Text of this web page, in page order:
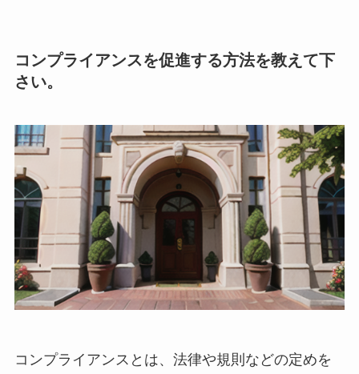
コンプライアンスを促進する方法を教えて下
さい。
コンプライアンスとは、法律や規則などの定めを